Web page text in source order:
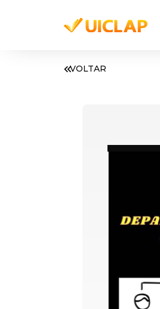
VOLTAR